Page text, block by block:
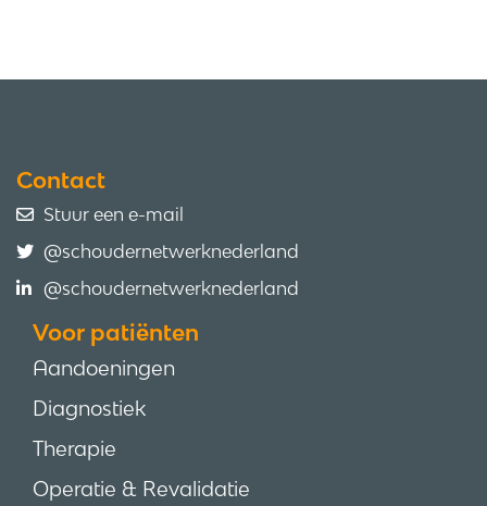
Contact
Stuur een e-mail
@schoudernetwerknederland
@schoudernetwerknederland
Voor patiënten
Aandoeningen
Diagnostiek
Therapie
Operatie & Revalidatie